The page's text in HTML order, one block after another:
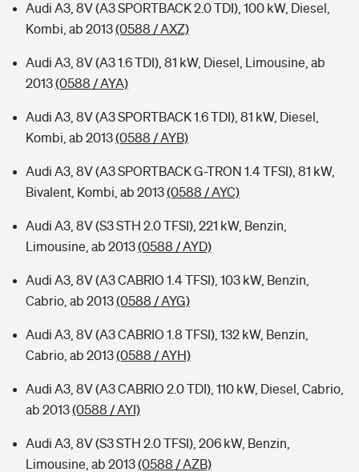
Audi A3, 8V (A3 SPORTBACK 2.0 TDI), 100 kW, Diesel,
Kombi, ab 2013(0588 / AXZ)
Audi A3, 8V (A3 1.6 TDI), 81 kW, Diesel, Limousine, ab
2013(0588 / AYA)
Audi A3, 8V (A3 SPORTBACK 1.6 TDI), 81 kW, Diesel,
Kombi, ab 2013(0588 / AYB)
Audi A3, 8V (A3 SPORTBACK G-TRON 1.4 TFSI), 81 kW,
Bivalent, Kombi, ab 2013(0588 / AYC)
Audi A3, 8V (S3 STH 2.0 TFSI), 221 kW, Benzin,
Limousine, ab 2013(0588 / AYD)
Audi A3, 8V (A3 CABRIO 1.4 TFSI), 103 kW, Benzin,
Cabrio, ab 2013(0588 / AYG)
Audi A3, 8V (A3 CABRIO 1.8 TFSI), 132 kW, Benzin,
Cabrio, ab 2013(0588 / AYH)
Audi A3, 8V (A3 CABRIO 2.0 TDI), 110 kW, Diesel, Cabrio,
ab 2013(0588 / AYI)
Audi A3, 8V (S3 STH 2.0 TFSI), 206 kW, Benzin,
Limousine, ab 2013(0588 / AZB)